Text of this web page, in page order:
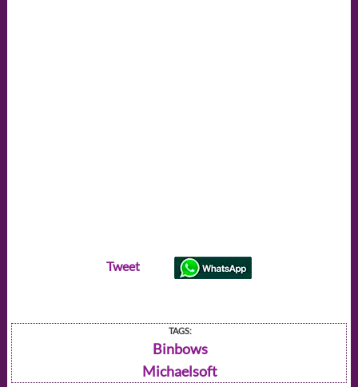
Tweet
TAGS:
Binbows
Michaelsoft